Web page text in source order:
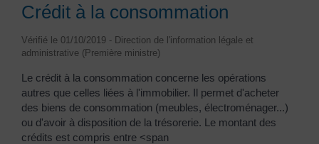
Crédit à la consommation
Vérifié le 01/10/2019 - Direction de l'information légale et
administrative (Première ministre)
Le crédit à la consommation concerne les opérations
autres que celles liées à l'immobilier. Il permet d'acheter
des biens de consommation (meubles, électroménager...)
ou d'avoir à disposition de la trésorerie. Le montant des
crédits est compris entre <span